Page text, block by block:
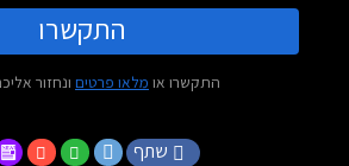
התקשרו
התקשרו או מלאו פרטים ונחזור
שתף